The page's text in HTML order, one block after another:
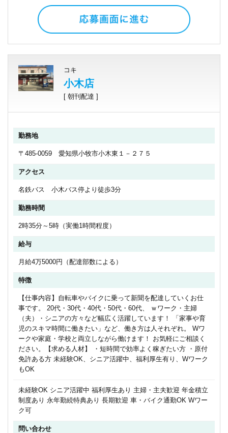
コキ
小木店
[ 朝刊配達 ]
勤務地
〒485-0059 愛知県小牧市小木東１－２７５
アクセス
名鉄バス 小木バス停より徒歩3分
勤務時間
2時35分～5時（実働1時間程度）
給与
月給4万5000円（配達部数による）
特徴
【仕事内容】自転車やバイクに乗って新聞を配達していくお仕
事です。 20代・30代・40代・50代・60代、 ｗワーク・主婦
（夫）・シニアの方々など幅広く活躍しています！ 「家事や育
児のスキマ時間に働きたい」など、働き方は人それぞれ。 Wワ
ークや家庭・学校と両立しながら働けます！ お気軽にご相談く
ださい。【求める人材】 ・短時間で効率よく稼ぎたい方 ・原付
免許ある方 未経験OK、シニア活躍中、福利厚生有り、Wワーク
もOK
未経験OK シニア活躍中 福利厚生あり 主婦・主夫歓迎 年金積立
制度あり 永年勤続特典あり 長期歓迎 車・バイク通勤OK Wワー
ク可
問い合わせ